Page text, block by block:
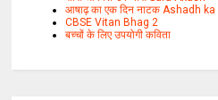
आषाढ़ का एक दिन नाटक Ashadh
CBSE Vitan Bhag 2
बच्चों के लिए उपयोगी कविता